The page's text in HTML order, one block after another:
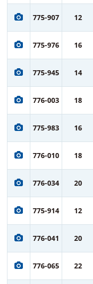
775-907 12
775-976 16
775-945 14
776-003 18
775-983 16
776-010 18
776-034 20
775-914 12
776-041 20
776-065 22